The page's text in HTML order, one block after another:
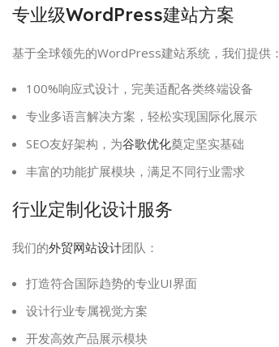
专业级WordPress建站方案
基于全球领先的WordPress建站系统，我们提供：
100%响应式设计，完美适配各类终端设备
专业多语言解决方案，轻松实现国际化展示
SEO友好架构，为谷歌优化奠定坚实基础
丰富的功能扩展模块，满足不同行业需求
行业定制化设计服务
我们的外贸网站设计团队：
打造符合国际趋势的专业UI界面
设计行业专属视觉方案
开发高效产品展示模块